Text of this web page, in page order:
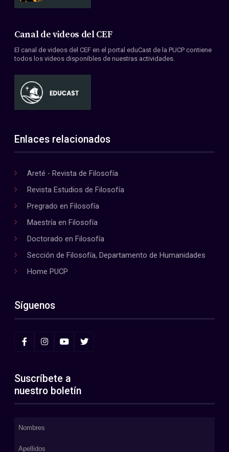
Canal de videos del CEF
El canal de videos del CEF en el portal eduCast de la PUCP contiene
todos los videos disponibles de nuestras actividades.
Enlaces relacionados
Areté - Revista de Filosofía
Revista Estudios de Filosofía
Pregrado en Filosofía
Maestría en Filosofía
Doctorado en Filosofía
Sección de Filosofía, Departamento de Humanidades
Home PUCP
Síguenos
Suscríbete a
nuestro boletín